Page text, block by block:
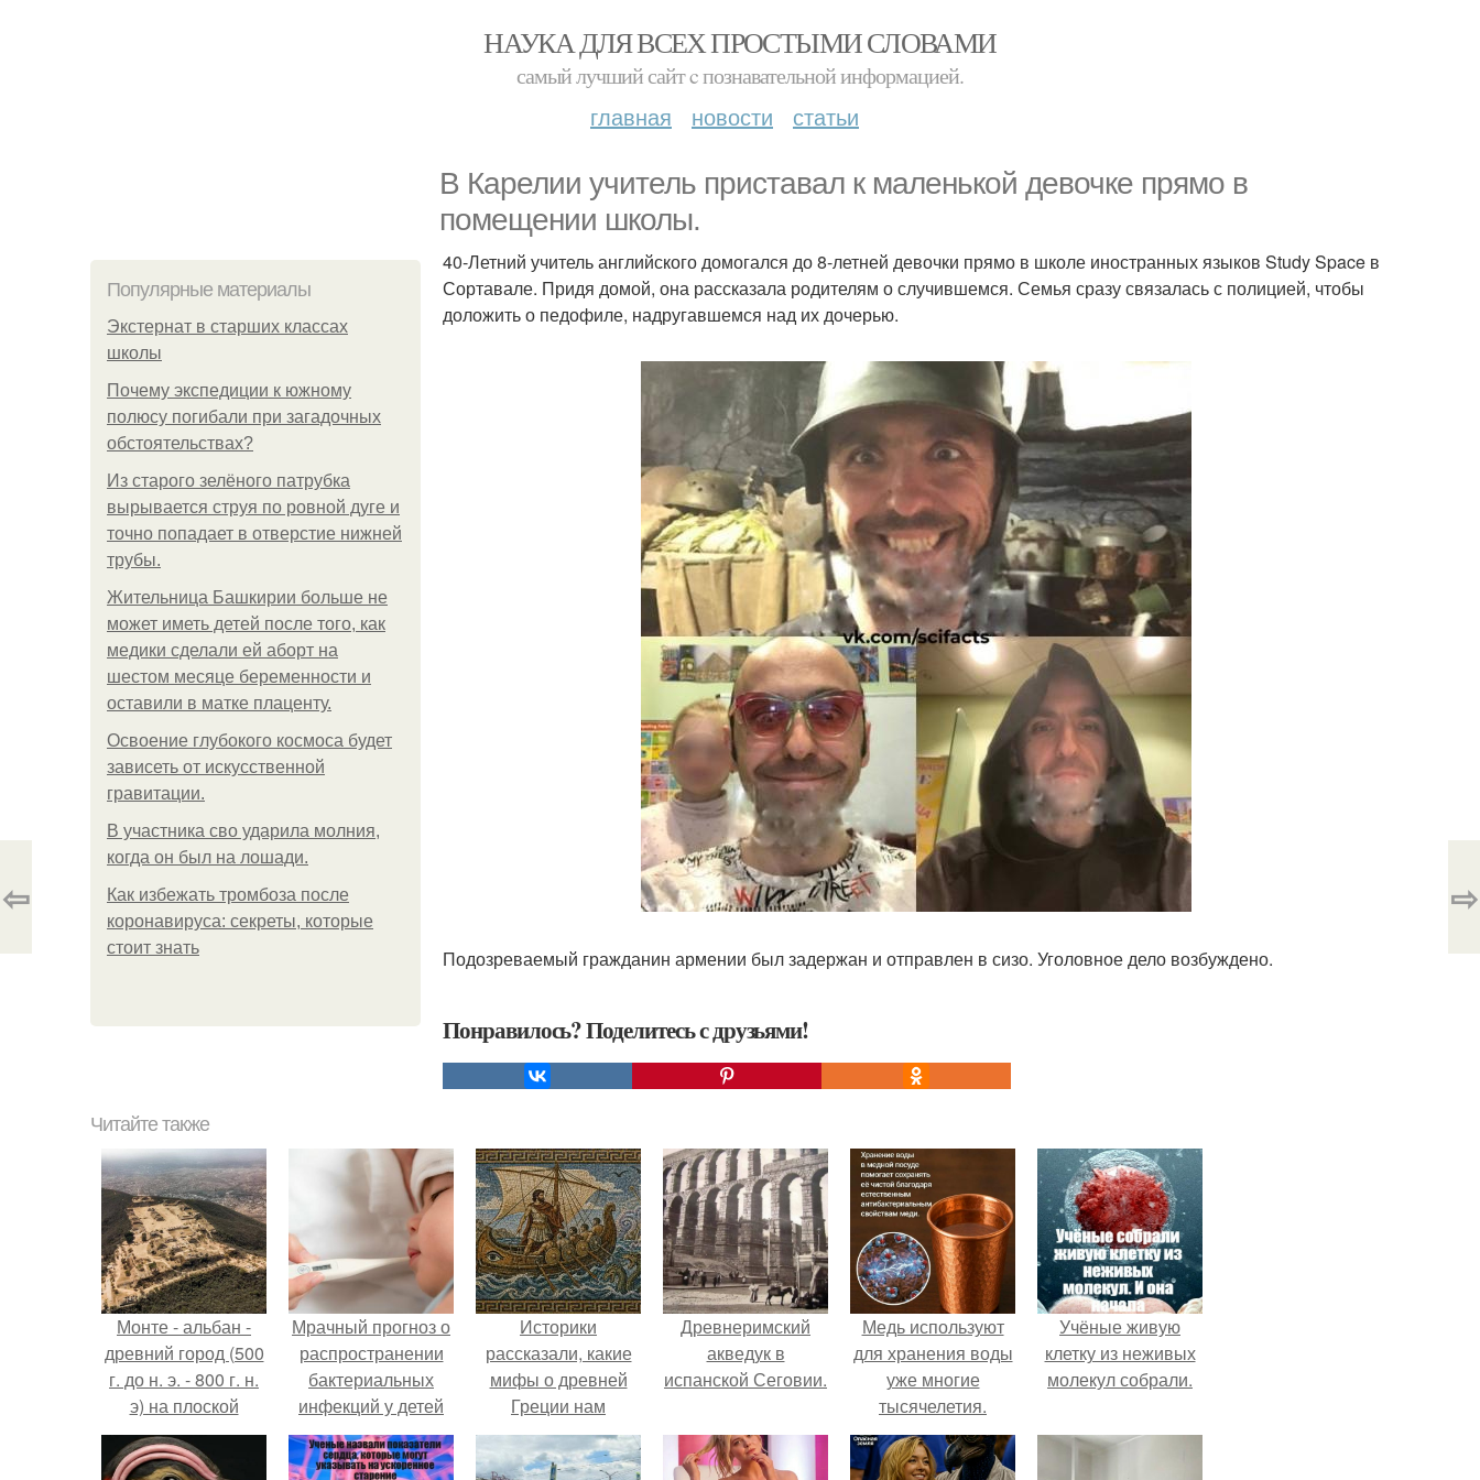
НАУКА ДЛЯ ВСЕХ ПРОСТЫМИ СЛОВАМИ
самый лучший сайт c познавательной информацией.
главная новости статьи
В Карелии учитель приставал к маленькой девочке прямо в
помещении школы.
Популярные материалы
Экстернат в старших классах
школы
Почему экспедиции к южному
полюсу погибали при загадочных
обстоятельствах?
Из старого зелёного патрубка
вырывается струя по ровной дуге и
точно попадает в отверстие нижней
трубы.
Жительница Башкирии больше не
может иметь детей после того, как
медики сделали ей аборт на
шестом месяце беременности и
оставили в матке плаценту.
Освоение глубокого космоса будет
зависеть от искусственной
гравитации.
В участника сво ударила молния,
когда он был на лошади.
Как избежать тромбоза после
коронавируса: секреты, которые
стоит знать
40-Летний учитель английского домогался до 8-летней девочки прямо в школе иностранных языков Study Space в
Сортавале. Придя домой, она рассказала родителям о случившемся. Семья сразу связалась с полицией, чтобы
доложить о педофиле, надругавшемся над их дочерью.
Подозреваемый гражданин армении был задержан и отправлен в сизо. Уголовное дело возбуждено.
Понравилось? Поделитесь с друзьями!
⇦ ⇨
Читайте также
Монте - альбан -
древний город (500
г. до н. э. - 800 г. н.
э) на плоской
вершине горного
хребта в штате
Мрачный прогноз о
распространении
бактериальных
инфекций у детей
вышел.
Историки
рассказали, какие
мифы о древней
Греции нам
навязало кино.
Древнеримский
акведук в
испанской Сеговии.
Медь используют
для хранения воды
уже многие
тысячелетия.
Учёные живую
клетку из неживых
молекул собрали.